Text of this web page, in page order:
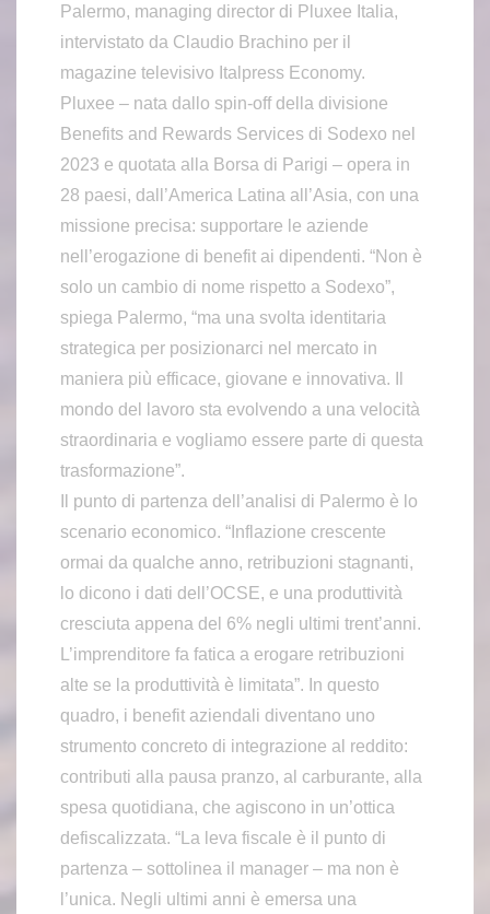
Palermo, managing director di Pluxee Italia,
intervistato da Claudio Brachino per il
magazine televisivo Italpress Economy.
Pluxee – nata dallo spin-off della divisione
Benefits and Rewards Services di Sodexo nel
2023 e quotata alla Borsa di Parigi – opera in
28 paesi, dall’America Latina all’Asia, con una
missione precisa: supportare le aziende
nell’erogazione di benefit ai dipendenti. “Non è
solo un cambio di nome rispetto a Sodexo”,
spiega Palermo, “ma una svolta identitaria
strategica per posizionarci nel mercato in
maniera più efficace, giovane e innovativa. Il
mondo del lavoro sta evolvendo a una velocità
straordinaria e vogliamo essere parte di questa
trasformazione”.
Il punto di partenza dell’analisi di Palermo è lo
scenario economico. “Inflazione crescente
ormai da qualche anno, retribuzioni stagnanti,
lo dicono i dati dell’OCSE, e una produttività
cresciuta appena del 6% negli ultimi trent’anni.
L’imprenditore fa fatica a erogare retribuzioni
alte se la produttività è limitata”. In questo
quadro, i benefit aziendali diventano uno
strumento concreto di integrazione al reddito:
contributi alla pausa pranzo, al carburante, alla
spesa quotidiana, che agiscono in un’ottica
defiscalizzata. “La leva fiscale è il punto di
partenza – sottolinea il manager – ma non è
l’unica. Negli ultimi anni è emersa una